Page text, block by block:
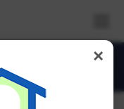
here:
×